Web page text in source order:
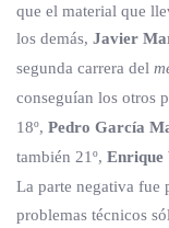
que el material que
los demás, Javier
segunda carrera del
conseguían los otros
18º, Pedro García
también 21º, Enrique
La parte negativa fue
problemas técnicos